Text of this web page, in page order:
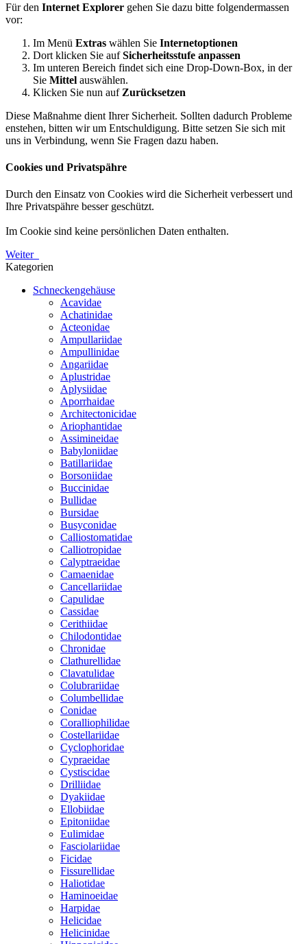
Für den Internet Explorer gehen Sie dazu bitte folgendermassen
vor:
Im Menü Extras wählen Sie Internetoptionen
Dort klicken Sie aufSicherheitsstufe anpassen
Im unteren Bereich findet sich eine Drop-Down-Box, in der
Sie Mittel auswählen.
Klicken Sie nun auf Zurücksetzen
Diese Maßnahme dient Ihrer Sicherheit. Sollten dadurch Probleme
enstehen, bitten wir um Entschuldigung. Bitte setzen Sie sich mit
uns in Verbindung, wenn Sie Fragen dazu haben.
Cookies und Privatspähre
Durch den Einsatz von Cookies wird die Sicherheit verbessert und
Ihre Privatspähre besser geschützt.
Im Cookie sind keine persönlichen Daten enthalten.
Weiter
Kategorien
Schneckengehäuse
Acavidae
Achatinidae
Acteonidae
Ampullariidae
Ampullinidae
Angariidae
Aplustridae
Aplysiidae
Aporrhaidae
Architectonicidae
Ariophantidae
Assimineidae
Babyloniidae
Batillariidae
Borsoniidae
Buccinidae
Bullidae
Bursidae
Busyconidae
Calliostomatidae
Calliotropidae
Calyptraeidae
Camaenidae
Cancellariidae
Capulidae
Cassidae
Cerithiidae
Chilodontidae
Chronidae
Clathurellidae
Clavatulidae
Colubrariidae
Columbellidae
Conidae
Coralliophilidae
Costellariidae
Cyclophoridae
Cypraeidae
Cystiscidae
Drilliidae
Dyakiidae
Ellobiidae
Epitoniidae
Eulimidae
Fasciolariidae
Ficidae
Fissurellidae
Haliotidae
Haminoeidae
Harpidae
Helicidae
Helicinidae